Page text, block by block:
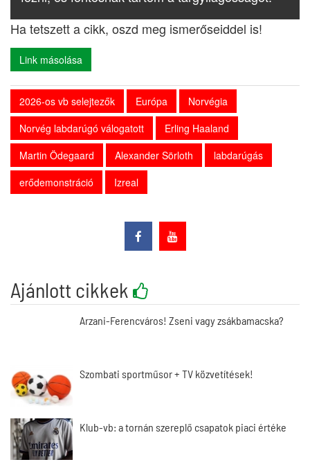
Ha tetszett a cikk, oszd meg ismerőseiddel is!
Link másolása
2026-os vb selejtezők Európa
Norvégia
Norvég labdarúgó válogatott
Erling Haaland
Martin Ödegaard
Alexander Sörloth
labdarúgás
erődemonstráció
Izreal
Ajánlott cikkek
Arzani-Ferencváros! Zseni vagy zsákbamacska?
Szombati sportműsor + TV közvetítések!
Klub-vb: a tornán szereplő csapatok piaci értéke